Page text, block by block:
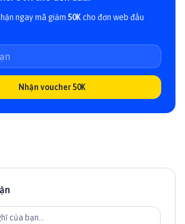
ngay mã giảm 50Kcho đơn web đầu
Nhận voucher 50K